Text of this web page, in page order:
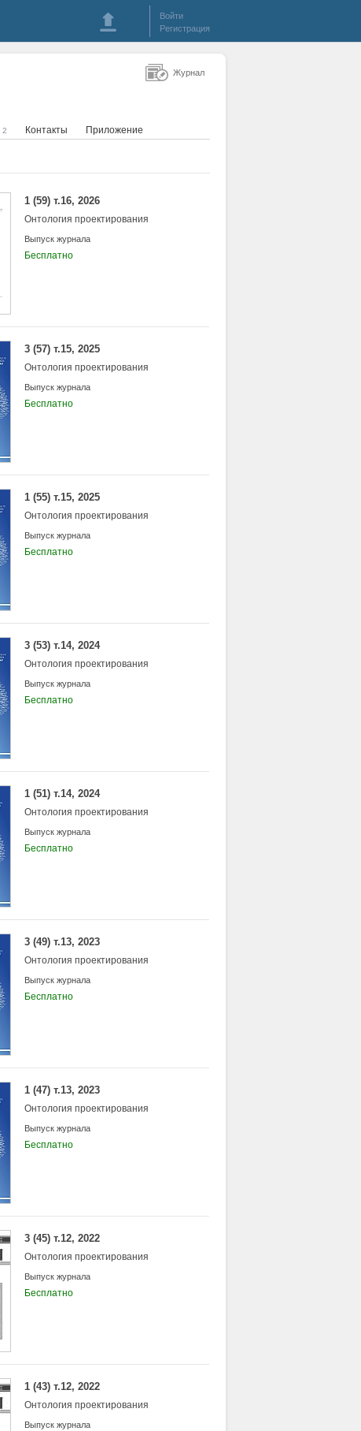
Войти
Регистрация
2 Контакты Приложение
1 (59) т.16, 2026
Онтология проектирования
Выпуск журнала
Бесплатно
3 (57) т.15, 2025
Онтология проектирования
Выпуск журнала
Бесплатно
1 (55) т.15, 2025
Онтология проектирования
Выпуск журнала
Бесплатно
3 (53) т.14, 2024
Онтология проектирования
Выпуск журнала
Бесплатно
1 (51) т.14, 2024
Онтология проектирования
Выпуск журнала
Бесплатно
3 (49) т.13, 2023
Онтология проектирования
Выпуск журнала
Бесплатно
1 (47) т.13, 2023
Онтология проектирования
Выпуск журнала
Бесплатно
3 (45) т.12, 2022
Онтология проектирования
Выпуск журнала
Бесплатно
1 (43) т.12, 2022
Онтология проектирования
Выпуск журнала
Журнал